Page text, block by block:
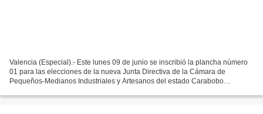
Valencia (Especial).- Este lunes 09 de junio se inscribió la plancha número
01 para las elecciones de la nueva Junta Directiva de la Cámara de
Pequeños-Medianos Industriales y Artesanos del estado Carabobo